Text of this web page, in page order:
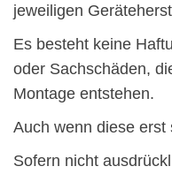
jeweiligen
Es besteht keine
oder Sachschäden,
Montage entstehen.
Auch wenn diese erst
Sofern nicht